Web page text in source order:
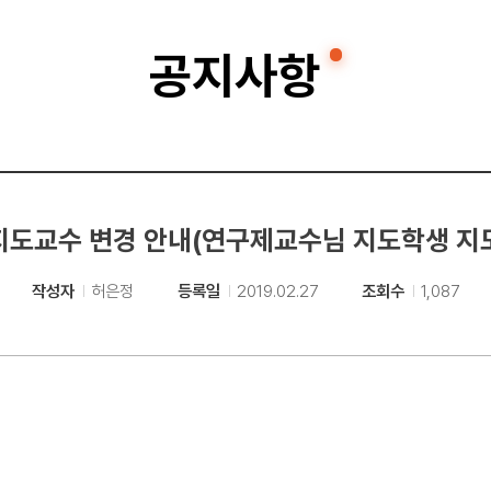
공지사항
교수 변경 안내(연구제교수님 지도학생 지
작성자 허은정 등록일 2019.02.27 조회수 1,087